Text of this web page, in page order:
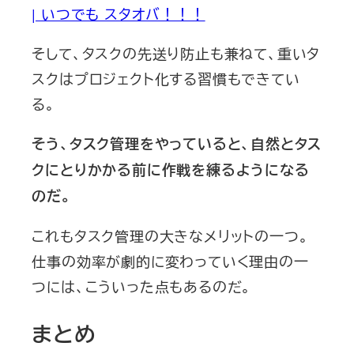
| いつでも スタオバ！！！
そして、タスクの先送り防止も兼ねて、重いタ
スクはプロジェクト化する習慣もできてい
る。
そう、タスク管理をやっていると、自然とタス
クにとりかかる前に作戦を練るようになる
のだ。
これもタスク管理の大きなメリットの一つ。
仕事の効率が劇的に変わっていく理由の一
つには、こういった点もあるのだ。
まとめ